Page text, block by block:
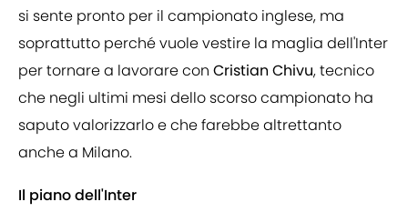
si sente pronto per il campionato inglese, ma
soprattutto perché vuole vestire la maglia dell'Inter
per tornare a lavorare con Cristian Chivu, tecnico
che negli ultimi mesi dello scorso campionato ha
saputo valorizzarlo e che farebbe altrettanto
anche a Milano.
Il piano dell'Inter